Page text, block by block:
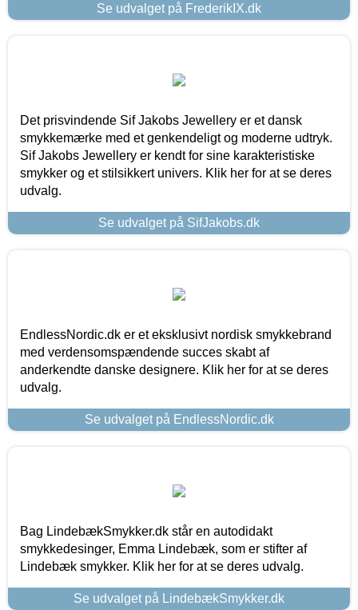
Se udvalget på FrederikIX.dk
Det prisvindende Sif Jakobs Jewellery er et dansk
smykkemærke med et genkendeligt og moderne udtryk.
Sif Jakobs Jewellery er kendt for sine karakteristiske
smykker og et stilsikkert univers. Klik her for at se deres
udvalg.
Se udvalget på SifJakobs.dk
EndlessNordic.dk er et eksklusivt nordisk smykkebrand
med verdensomspændende succes skabt af
anderkendte danske designere. Klik her for at se deres
udvalg.
Se udvalget på EndlessNordic.dk
Bag LindebækSmykker.dk står en autodidakt
smykkedesinger, Emma Lindebæk, som er stifter af
Lindebæk smykker. Klik her for at se deres udvalg.
Se udvalget på LindebækSmykker.dk